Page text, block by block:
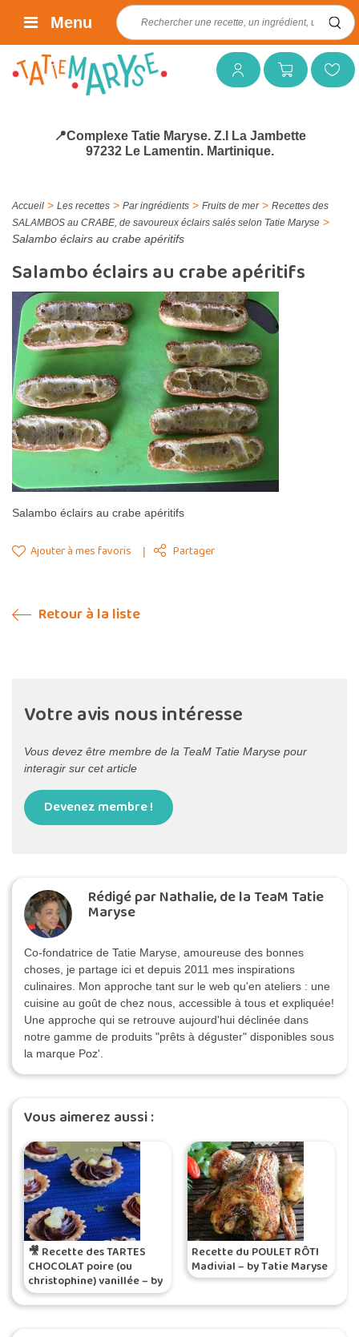
Mon compteMon panierMes favoris
Rechercher :
Menu
📍Complexe Tatie Maryse. Z.I La Jambette
97232 Le Lamentin. Martinique.
Accueil > Les recettes > Par ingrédients > Fruits de mer> Recettes des
SALAMBOS au CRABE, de savoureux éclairs salés selon Tatie Maryse >
Salambo éclairs au crabe apéritifs
Salambo éclairs au crabe apéritifs
Salambo éclairs au crabe apéritifs
Ajouter à mes favoris Partager
Retour à la liste
Votre avis nous intéresse
Vous devez être membre de la TeaM Tatie Maryse pour
interagir sur cet article
Devenez membre !
Rédigé par Nathalie, de la TeaM Tatie
Maryse
Co-fondatrice de Tatie Maryse, amoureuse des bonnes
choses, je partage ici et depuis 2011 mes inspirations
culinaires. Mon approche tant sur le web qu'en ateliers : une
cuisine au goût de chez nous, accessible à tous et expliquée!
Une approche qui se retrouve aujourd'hui déclinée dans
notre gamme de produits "prêts à déguster" disponibles sous
la marque Poz'.
Vous aimerez aussi :
🎥 Recette des TARTES
CHOCOLAT poire (ou
christophine) vanillée – by
Tatie Maryse
Recette du POULET RÔTI
Madivial – by Tatie Maryse